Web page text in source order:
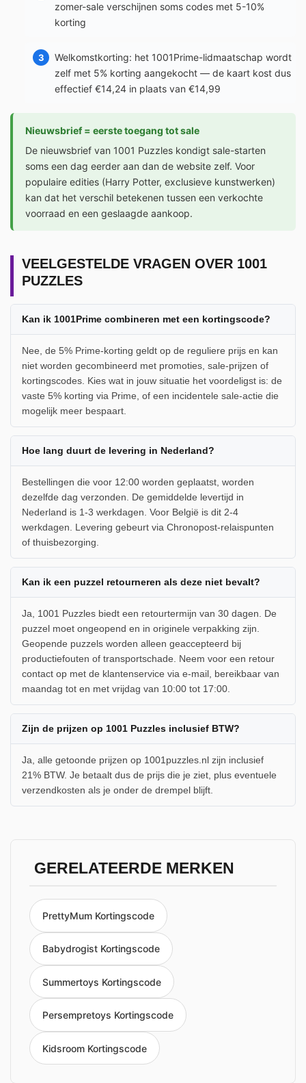
zomer-sale verschijnen soms codes met 5-10%
korting
Welkomstkorting: het 1001Prime-lidmaatschap wordt
zelf met 5% korting aangekocht — de kaart kost dus
effectief €14,24 in plaats van €14,99
Nieuwsbrief = eerste toegang tot sale
De nieuwsbrief van 1001 Puzzles kondigt sale-starten
soms een dag eerder aan dan de website zelf. Voor
populaire edities (Harry Potter, exclusieve kunstwerken)
kan dat het verschil betekenen tussen een verkochte
voorraad en een geslaagde aankoop.
VEELGESTELDE VRAGEN OVER 1001
PUZZLES
Kan ik 1001Prime combineren met een kortingscode?
Nee, de 5% Prime-korting geldt op de reguliere prijs en kan
niet worden gecombineerd met promoties, sale-prijzen of
kortingscodes. Kies wat in jouw situatie het voordeligst is: de
vaste 5% korting via Prime, of een incidentele sale-actie die
mogelijk meer bespaart.
Hoe lang duurt de levering in Nederland?
Bestellingen die voor 12:00 worden geplaatst, worden
dezelfde dag verzonden. De gemiddelde levertijd in
Nederland is 1-3 werkdagen. Voor België is dit 2-4
werkdagen. Levering gebeurt via Chronopost-relaispunten
of thuisbezorging.
Kan ik een puzzel retourneren als deze niet bevalt?
Ja, 1001 Puzzles biedt een retourtermijn van 30 dagen. De
puzzel moet ongeopend en in originele verpakking zijn.
Geopende puzzels worden alleen geaccepteerd bij
productiefouten of transportschade. Neem voor een retour
contact op met de klantenservice via e-mail, bereikbaar van
maandag tot en met vrijdag van 10:00 tot 17:00.
Zijn de prijzen op 1001 Puzzles inclusief BTW?
Ja, alle getoonde prijzen op 1001puzzles.nl zijn inclusief
21% BTW. Je betaalt dus de prijs die je ziet, plus eventuele
verzendkosten als je onder de drempel blijft.
GERELATEERDE MERKEN
PrettyMum Kortingscode
Babydrogist Kortingscode
Summertoys Kortingscode
Persempretoys Kortingscode
Kidsroom Kortingscode